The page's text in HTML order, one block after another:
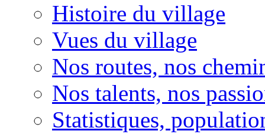
Histoire du village
Vues du village
Nos routes, nos
Nos talents, nos
Statistiques,